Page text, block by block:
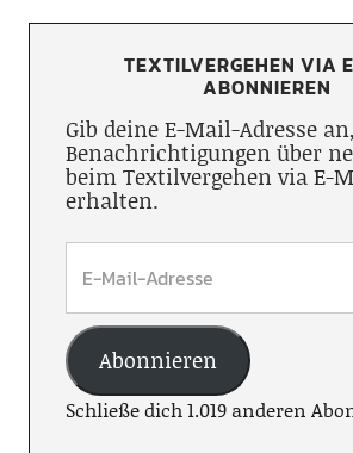
TEXTILVERGEHEN VIA
ABONNIEREN
Gib deine E-Mail-Adresse
Benachrichtigungen über
beim Textilvergehen via E-
erhalten.
Abonnieren
Schließe dich 1.019 anderen